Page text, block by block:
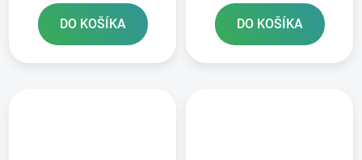
DO KOŠÍKA DO KOŠÍKA